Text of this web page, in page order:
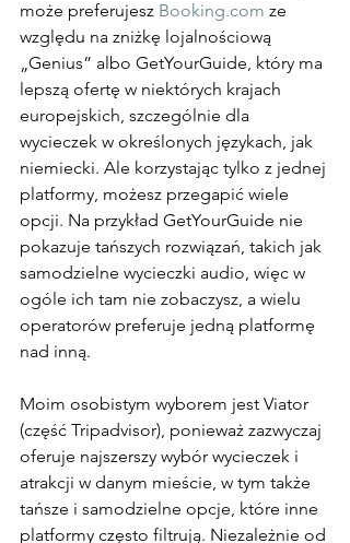
może preferujesz Booking.com ze
względu na zniżkę lojalnościową
„Genius” albo GetYourGuide, który ma
lepszą ofertę w niektórych krajach
europejskich, szczególnie dla
wycieczek w określonych językach, jak
niemiecki. Ale korzystając tylko z jednej
platformy, możesz przegapić wiele
opcji. Na przykład GetYourGuide nie
pokazuje tańszych rozwiązań, takich jak
samodzielne wycieczki audio, więc w
ogóle ich tam nie zobaczysz, a wielu
operatorów preferuje jedną platformę
nad inną.
Moim osobistym wyborem jest Viator
(część Tripadvisor), ponieważ zazwyczaj
oferuje najszerszy wybór wycieczek i
atrakcji w danym mieście, w tym także
tańsze i samodzielne opcje, które inne
platformy często filtrują. Niezależnie od